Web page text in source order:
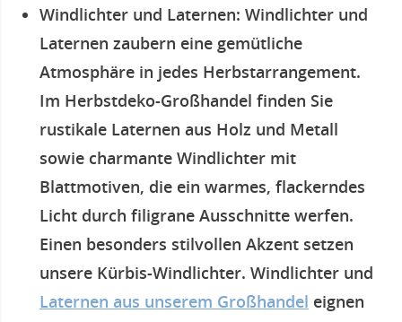
Windlichter und Laternen: Windlichter und
Laternen zaubern eine gemütliche
Atmosphäre in jedes Herbstarrangement.
Im Herbstdeko-Großhandel finden Sie
rustikale Laternen aus Holz und Metall
sowie charmante Windlichter mit
Blattmotiven, die ein warmes, flackerndes
Licht durch filigrane Ausschnitte werfen.
Einen besonders stilvollen Akzent setzen
unsere Kürbis-Windlichter. Windlichter und
Laternen aus unserem Großhandel eignen